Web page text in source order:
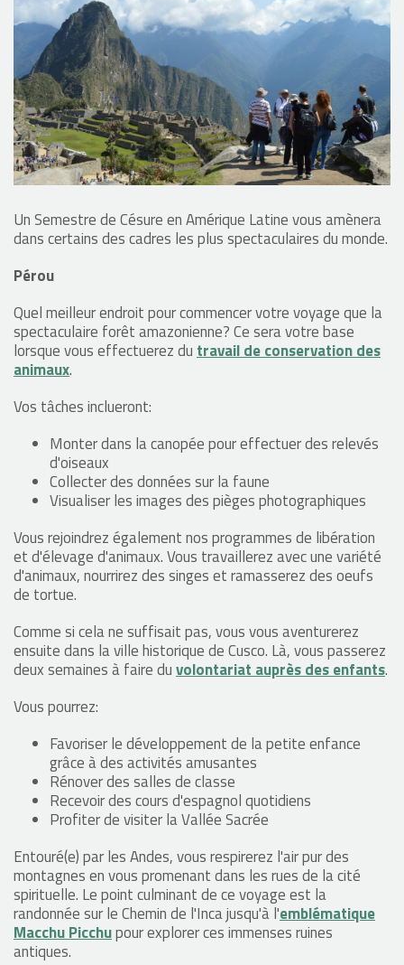
Un Semestre de Césure en Amérique Latine vous amènera
dans certains des cadres les plus spectaculaires du monde.
Pérou
Quel meilleur endroit pour commencer votre voyage que la
spectaculaire forêt amazonienne? Ce sera votre base
lorsque vous effectuerez du travail de conservation des
animaux.
Vos tâches inclueront:
Monter dans la canopée pour effectuer des relevés
d'oiseaux
Collecter des données sur la faune
Visualiser les images des pièges photographiques
Vous rejoindrez également nos programmes de libération
et d'élevage d'animaux. Vous travaillerez avec une variété
d'animaux, nourrirez des singes et ramasserez des oeufs
de tortue.
Comme si cela ne suffisait pas, vous vous aventurerez
ensuite dans la ville historique de Cusco. Là, vous passerez
deux semaines à faire duvolontariat auprès des enfants.
Vous pourrez:
Favoriser le développement de la petite enfance
grâce à des activités amusantes
Rénover des salles de classe
Recevoir des cours d'espagnol quotidiens
Profiter de visiter la Vallée Sacrée
Entouré(e) par les Andes, vous respirerez l'air pur des
montagnes en vous promenant dans les rues de la cité
spirituelle. Le point culminant de ce voyage est la
randonnée sur le Chemin de l'Inca jusqu'à l'emblématique
Macchu Picchupour explorer ces immenses ruines
antiques.